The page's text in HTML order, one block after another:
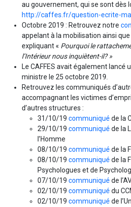
au gouvernement, qui se sont dès
http://caffes.fr/question-ecrite-
Octobre 2019 : Retrouvez notre
appelant à la mobilisation ainsi
expliquant « Pourquoi le
l’Intérieur nous inquiètent-il? »
Le CAFFES avait également lancé
ministre le 25 octobre 2019.
Retrouvez les communiqués
accompagnant les victimes
d’autres structures :
31/10/19 communiqué de la
29/10/19 communiqué de la
l’Homme
08/10/19 communiqué de la
08/10/19 communiqué de la
Psychologues et de
07/10/19 communiqué de
02/10/19 communiqué du
02/10/19 communiqué de